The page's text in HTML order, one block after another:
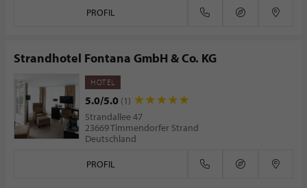
PROFIL
Strandhotel Fontana GmbH & Co. KG
HOTEL
5.0/5.0 (1)
Strandallee 47
23669 Timmendorfer Strand
Deutschland
PROFIL